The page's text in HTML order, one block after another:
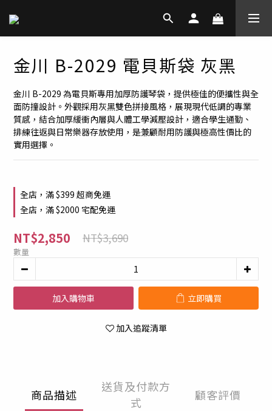
金川 B-2029 電貝斯袋 灰黑
金川 B-2029 為電貝斯專用加厚防護琴袋，提供極佳的便攜性與全
面防撞設計。外觀採用灰黑雙色拼接風格，展現現代低調的專業
質感，結合加厚緩衝內層與人體工學減壓設計，適合學生通勤、
排練往返與日常樂器存放使用，是兼顧耐用防護與極高性價比的
實用選擇。
全店，滿 $399 超商免運
全店，滿 $2000 宅配免運
NT$2,850 NT$3,690
數量
加入購物車 立即購買
加入追蹤清單
商品描述
送貨及付款方
式
顧客評價